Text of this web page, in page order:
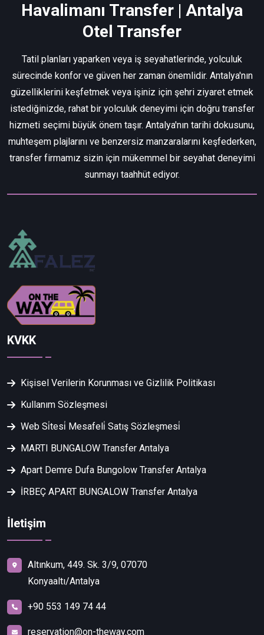
Havalimanı Transfer | Antalya
Otel Transfer
Tatil planları yaparken veya iş seyahatlerinde, yolculuk
sürecinde konfor ve güven her zaman önemlidir. Antalya'nın
güzelliklerini keşfetmek veya işiniz için şehri ziyaret etmek
istediğinizde, rahat bir yolculuk deneyimi için doğru transfer
hizmeti seçimi büyük önem taşır. Antalya'nın tarihi dokusunu,
muhteşem plajlarını ve benzersiz manzaralarını keşfederken,
transfer firmamız sizin için mükemmel bir seyahat deneyimi
sunmayı taahhüt ediyor.
KVKK
Kişisel Verilerin Korunması ve Gizlilik Politikası
Kullanım Sözleşmesi
Web Si̇tesi̇ Mesafeli̇ Satış Sözleşmesi̇
MARTI BUNGALOW Transfer Antalya
Apart Demre Dufa Bungolow Transfer Antalya
İRBEÇ APART BUNGALOW Transfer Antalya
İletişim
Altınkum, 449. Sk. 3/9, 07070
Konyaaltı/Antalya
+90 553 149 74 44
reservation@on-theway.com